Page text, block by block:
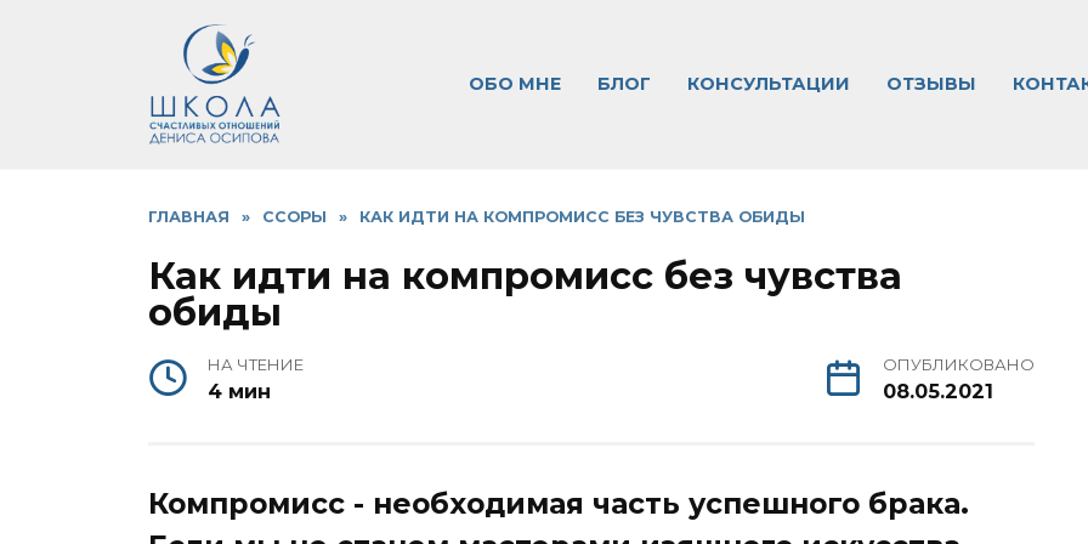
ОБО МНЕ БЛОГ КОНСУЛЬТАЦИИ ОТЗЫВЫ
ГЛАВНАЯ » ССОРЫ » КАК ИДТИ НА КОМПРОМИСС БЕЗ ЧУВСТВА ОБИДЫ
Как идти на компромисс без чувства
обиды
НА ЧТЕНИЕ
4 мин
ОПУБЛИКОВАНО
08.05.2021
Компромисс - необходимая часть успешного брака.